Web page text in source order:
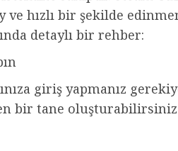
hızlı bir şekilde
detaylı bir rehber:
giriş yapmanız
bir tane